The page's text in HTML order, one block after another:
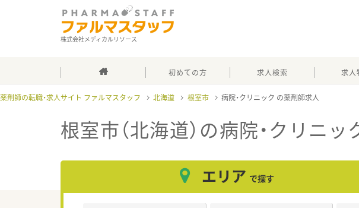
株式会社メディカルリソース
初めての方 求人検索 求人
薬剤師の転職・求人サイト ファルマスタッフ 北海道 根室市 病院・クリニック
根室市（北海道）の病院・クリニッ
エリア で探す